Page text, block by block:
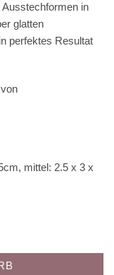
in
glatten
perfektes Resultat
mittel: 2.5 x 3 x